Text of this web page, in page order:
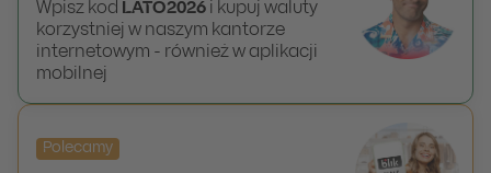
Wpisz kod LATO2026 i kupuj waluty
korzystniej w naszym kantorze
internetowym - również w aplikacji
mobilnej
Polecamy